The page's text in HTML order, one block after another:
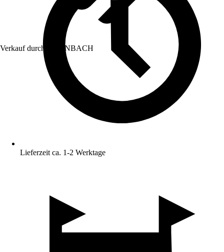
Verkauf durch: HORNBACH
Lieferzeit ca. 1-2 Werktage